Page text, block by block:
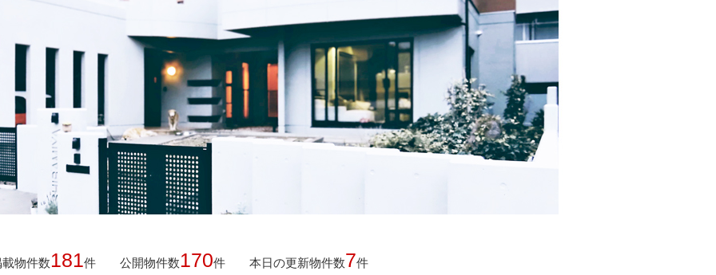
物件数181件 公開物件数170件 本日の更新物件数7件